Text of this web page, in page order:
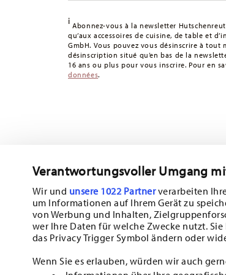
Verantwortungsvoller Umgang
Wir und unsere 1022 Partnerverarbeiten
um Informationen auf Ihrem Gerät zu
von Werbung und Inhalten,
wer Ihre Daten für welche Zwecke nutzt.
das Privacy Trigger Symbol ändern oder
Wenn Sie es erlauben, würden wir auch
5-7 jours
délais de livraison vers d'autres paysici.
Retours :Pour les retours, veuillez utiliser
i Abonnez-vous à la newsletter
qu’aux accessoires de cuisine, de table et
GmbH. Vous pouvez vous désinscrire à
désinscription situé qu’en bas de la
16 ans ou plus pour vous inscrire. Pour en
données.
Abonnez-vous à notre newsletter et recevez une
Tiens-toi au courant des
des offres spéciales.